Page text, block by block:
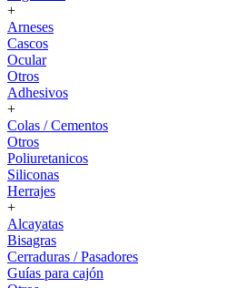
+
Arneses
Cascos
Ocular
Otros
Adhesivos
+
Colas / Cementos
Otros
Poliuretanicos
Siliconas
Herrajes
+
Alcayatas
Bisagras
Cerraduras / Pasadores
Guías para cajón